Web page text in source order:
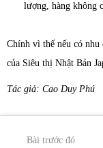
lượng, hàng không
Chính vì thế nếu có
của Siêu thị Nhật Bản
Tác giả: Cao Duy Phú
Bài trước đó